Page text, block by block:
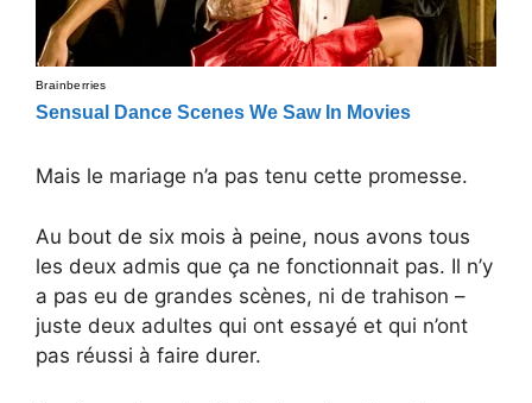
Mais le mariage n’a pas tenu cette promesse.
Au bout de six mois à peine, nous avons tous
les deux admis que ça ne fonctionnait pas. Il n’y
a pas eu de grandes scènes, ni de trahison –
juste deux adultes qui ont essayé et qui n’ont
pas réussi à faire durer.